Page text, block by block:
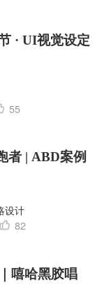
· UI视觉设定
55
者 | ABD案例
设计
82
嘻哈黑胶唱